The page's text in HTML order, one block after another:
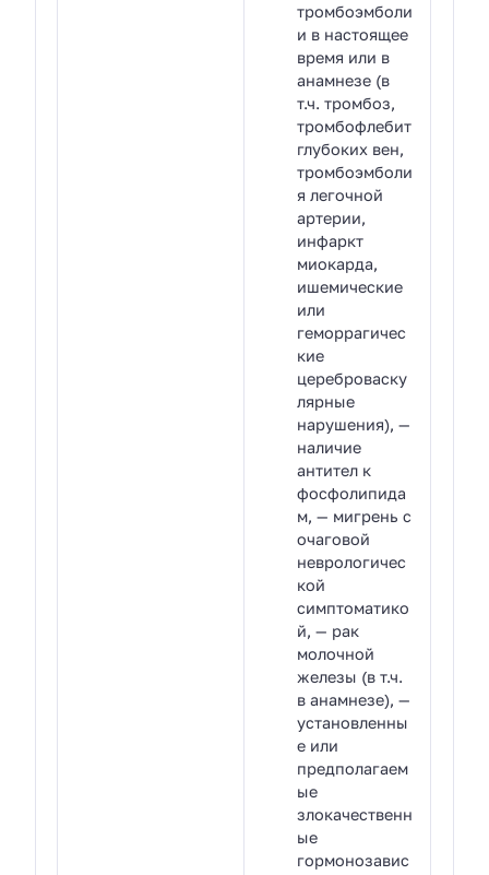
тромбоэмболи
и в настоящее
время или в
анамнезе (в
т.ч. тромбоз,
тромбофлебит
глубоких вен,
тромбоэмболи
я легочной
артерии,
инфаркт
миокарда,
ишемические
или
геморрагичес
кие
цереброваску
лярные
нарушения), —
наличие
антител к
фосфолипида
м, — мигрень с
очаговой
неврологичес
кой
симптоматико
й, — рак
молочной
железы (в т.ч.
в анамнезе), —
установленны
е или
предполагаем
ые
злокачественн
ые
гормонозавис